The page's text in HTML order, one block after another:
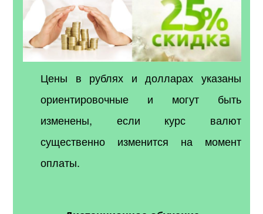
Цены в рублях и долларах указаны
ориентировочные и могут быть
изменены, если курс валют
существенно изменится на момент
оплаты.